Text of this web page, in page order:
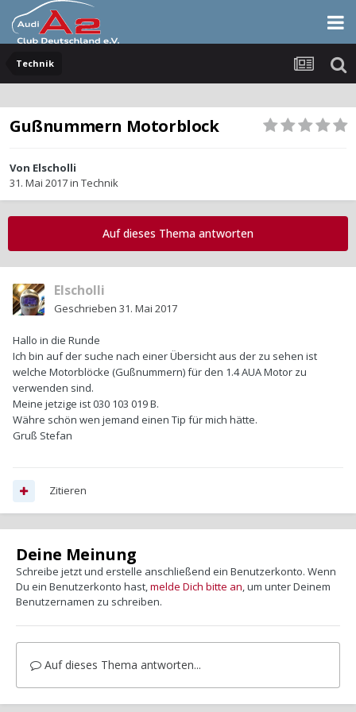
Technik
Gußnummern Motorblock
Von Elscholli
31. Mai 2017in Technik
Auf dieses Thema antworten
Elscholli
Geschrieben 31. Mai 2017
Hallo in die Runde
Ich bin auf der suche nach einer Übersicht aus der zu sehen ist
welche Motorblöcke (Gußnummern) für den 1.4 AUA Motor zu
verwenden sind.
Meine jetzige ist 030 103 019 B.
Währe schön wen jemand einen Tip für mich hätte.
Gruß Stefan
Zitieren
Deine Meinung
Schreibe jetzt und erstelle anschließend ein Benutzerkonto. Wenn
Du ein Benutzerkonto hast,melde Dich bitte an, um unter Deinem
Benutzernamen zu schreiben.
Auf dieses Thema antworten...